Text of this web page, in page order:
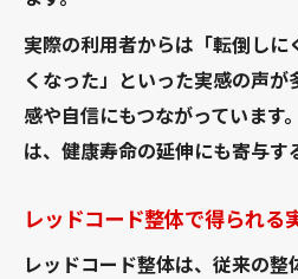
実際の利用者からは「転倒し
くなった」といった実感の声
感や自信にもつながっています
は、健康寿命の延伸にも寄与す
レッドコード整体で得られる
レッドコード整体は、従来の